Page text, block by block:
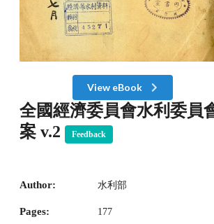
View eBook
全國經濟委員會水利委員
案 v.2
Feedback
Author: 水利部
Pages: 177